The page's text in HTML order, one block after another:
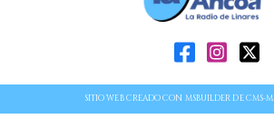
SITIO WEB CREADO CON MSBUILDER DE CMS-